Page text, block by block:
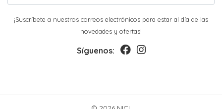
¡Suscríbete a nuestros correos electrónicos para estar al día de las
novedades y ofertas!
Síguenos: